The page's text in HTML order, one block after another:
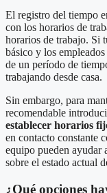
El registro del tiempo
con los horarios de
horarios de trabajo. Si
básico y los
de un período de
trabajando desde casa.
Sin embargo, para
recomendable
establecer horarios
en contacto constante
equipo pueden ayudar
sobre el estado actual
¿Qué opciones